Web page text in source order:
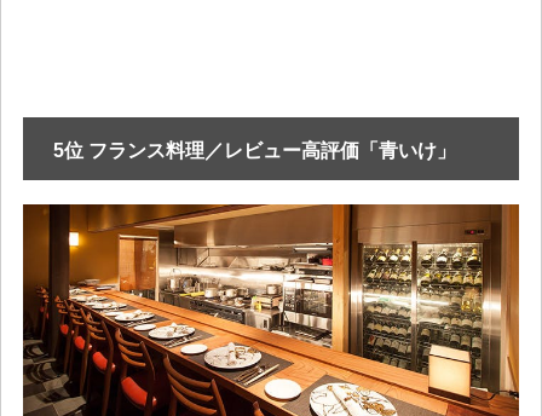
5位 フランス料理／レビュー高評価「青いけ」